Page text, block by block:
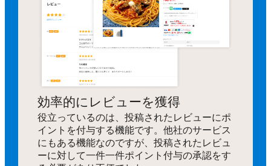
効率的にレビューを獲得
役立っているのは、投稿されたレビューにポ
イントを付与する機能です。他社のサービス
にもある機能なのですが、投稿されたレビュ
ーに対して一件一件ポイント付与の承認をす